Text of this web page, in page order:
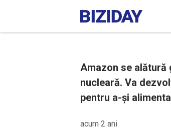
Amazon se
nucleară. Va
pentru a-și
acum 2 ani